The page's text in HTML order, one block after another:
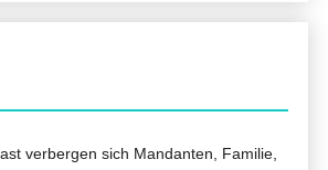
verbergen sich Mandanten, Familie,